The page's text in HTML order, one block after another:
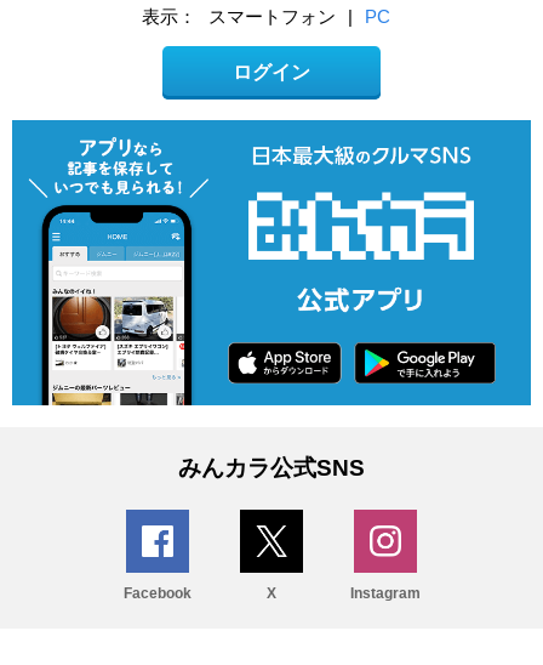
表示： スマートフォン | PC
ログイン
みんカラ公式SNS
Facebook X Instagram